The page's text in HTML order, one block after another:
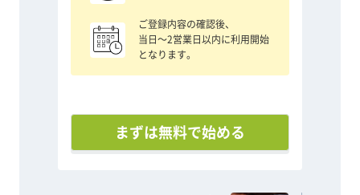
ご登録内容の確認後、
当日〜2営業日以内に利用開始
となります。
まずは無料で始める